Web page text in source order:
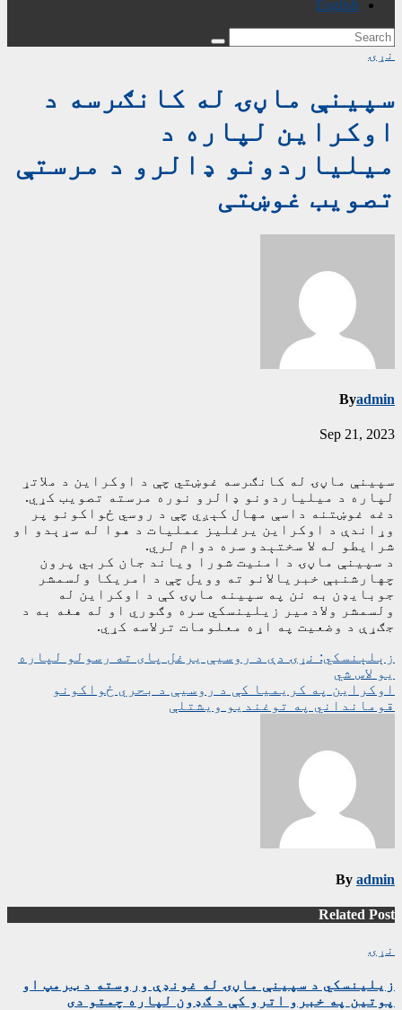
English
نړۍ
سپینې ماڼۍ له کانګرسه د
اوکراین لپاره د
میلیاردونو ډالرو د مرستې
تصویب غوښتی
Byadmin
Sep 21, 2023
سپینې ماڼۍ له کانګرسه غوښتي چې د اوکراین د ملاتړ
لپاره د میلیاردونو ډالرو نوره مرسته تصویب کړي.
دغه غوښتنه داسې مهال کېږي چې د روسي ځواکونو پر
وړاندې د اوکراین یرغلیز عملیات د هوا له سړېدو او
شرایطو له لا سختېدو سره دوام لري.
د سپینې ماڼۍ د امنیت شورا ویاند جان کربي پرون
چهارشنبې خبریالانو ته وویل چې د امریکا ولسمشر
جوبایډن به نن په سپینه ماڼۍ کې د اوکراین له
ولسمشر ولادمیر زیلینسکي سره وګوري او له هغه به د
جګړې د وضعیت په اړه معلومات ترلاسه کړي.
ليکنه
چليدنه
زېلېنسکي: نړۍ دې د روسیې یرغل پای ته رسولو لپاره
یو لاس شي
اوکراین په کریمیا کې د روسیې د بحري ځواکونو
قومانداني په توغندیو ویشتلې
By admin
Related Post
نړۍ
زیلینسکي د سپینې ماڼۍ له غونډې وروسته د ټرمپ او
پوتین په خبرو اترو کې د ګډون لپاره چمتو دی